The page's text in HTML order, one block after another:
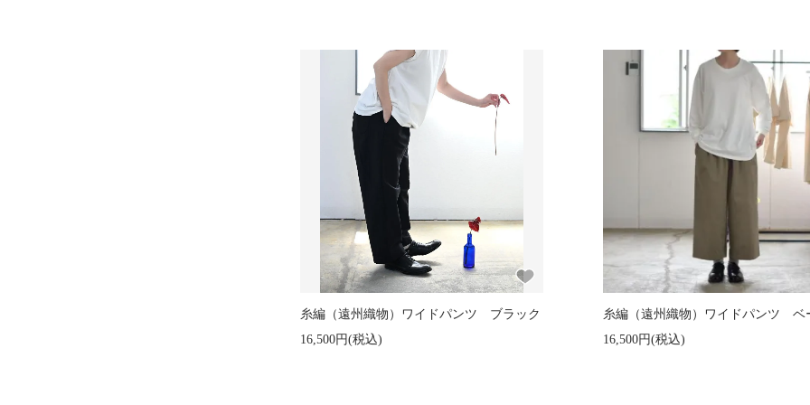
糸編（遠州織物）ワイドパンツ ブラック
16,500円(税込)
糸編（遠州織物）ワイドパンツ ベ
16,500円(税込)